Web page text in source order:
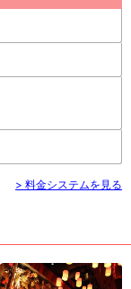
> 料金システムを見る